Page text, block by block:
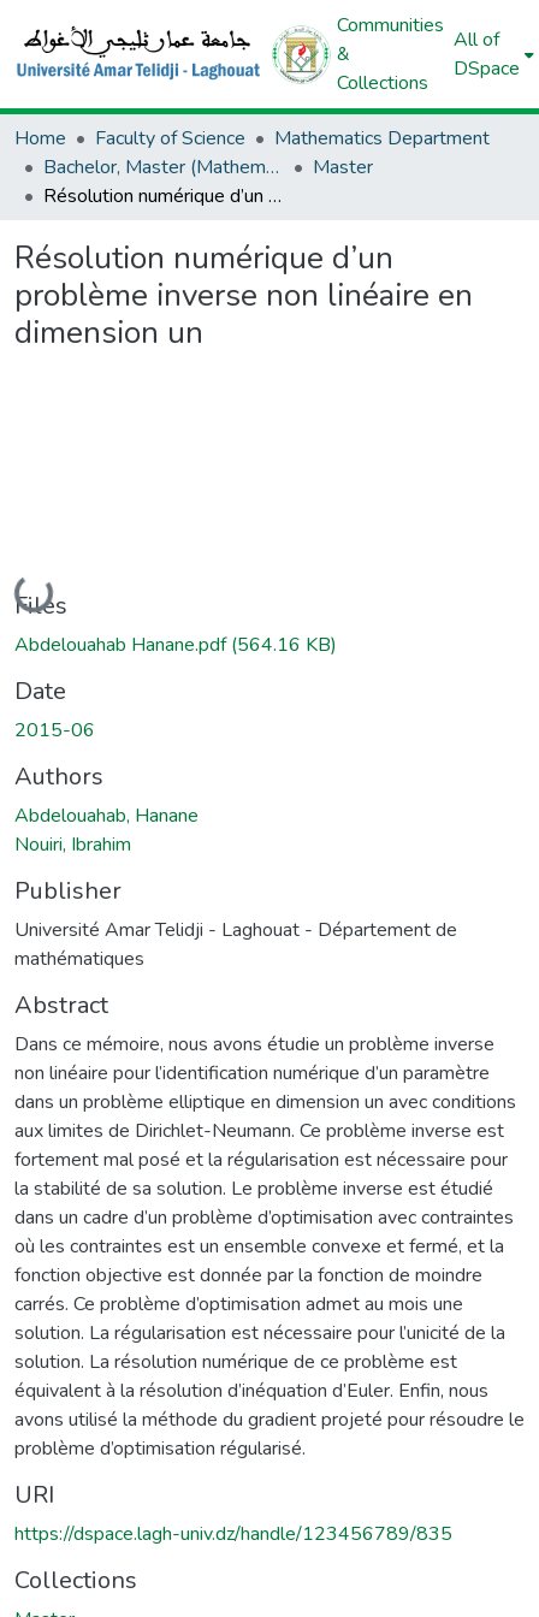
Communities
&
Collections
All of
DSpace
Home Faculty of Science
Mathematics Department
Bachelor, Master (Mathematics)
Master
Résolution numérique d’un problème inverse non linéaire en dimension un
Résolution numérique d’un
problème inverse non linéaire en
dimension un
Loading...
Files
Abdelouahab Hanane.pdf(564.16 KB)
Date
2015-06
Authors
Abdelouahab, Hanane
Nouiri, Ibrahim
Publisher
Université Amar Telidji - Laghouat - Département de
mathématiques
Abstract
Dans ce mémoire, nous avons étudie un problème inverse
non linéaire pour l’identification numérique d’un paramètre
dans un problème elliptique en dimension un avec conditions
aux limites de Dirichlet-Neumann. Ce problème inverse est
fortement mal posé et la régularisation est nécessaire pour
la stabilité de sa solution. Le problème inverse est étudié
dans un cadre d’un problème d’optimisation avec contraintes
où les contraintes est un ensemble convexe et fermé, et la
fonction objective est donnée par la fonction de moindre
carrés. Ce problème d’optimisation admet au mois une
solution. La régularisation est nécessaire pour l’unicité de la
solution. La résolution numérique de ce problème est
équivalent à la résolution d’inéquation d’Euler. Enfin, nous
avons utilisé la méthode du gradient projeté pour résoudre le
problème d’optimisation régularisé.
URI
https://dspace.lagh-univ.dz/handle/123456789/835
Collections